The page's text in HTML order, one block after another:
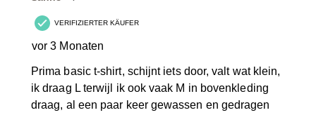
VERIFIZIERTER KÄUFER
vor 3 Monaten
Prima basic t-shirt, schijnt iets door, valt wat klein,
ik draag L terwijl ik ook vaak M in bovenkleding
draag, al een paar keer gewassen en gedragen